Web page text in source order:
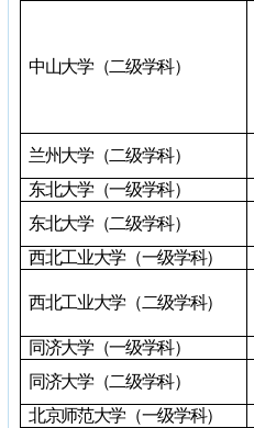
中山大学（二级学科）
兰州大学（二级学科）
东北大学（一级学科）
东北大学（二级学科）
西北工业大学（一级学科）
西北工业大学（二级学科）
同济大学（一级学科）
同济大学（二级学科）
北京师范大学（一级学科）